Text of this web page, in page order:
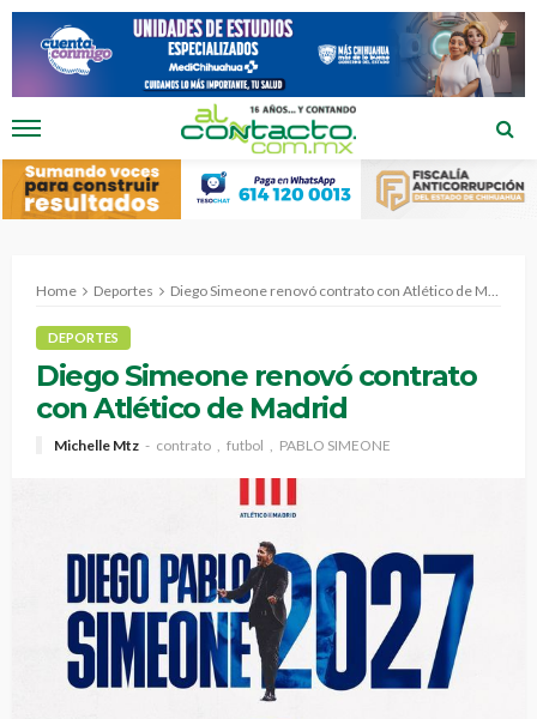
Home Deportes Diego Simeone renovó contrato con Atlético de Madrid
DEPORTES
Diego Simeone renovó contrato
con Atlético de Madrid
Michelle Mtz contrato futbol PABLO SIMEONE